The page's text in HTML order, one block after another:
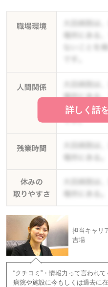
詳しく話
担当キャリ
吉場
“クチコミ”・情報力って言われ
病院や施設に今もしくは過去に